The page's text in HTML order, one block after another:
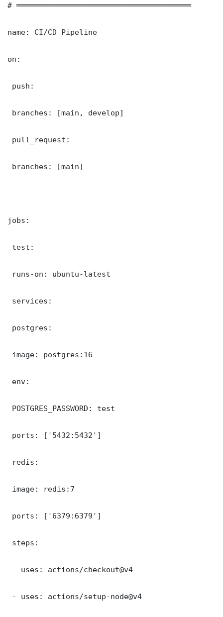
# ═══════════════════════════════════════
name: CI/CD Pipeline
on:
push:
branches: [main, develop]
pull_request:
branches: [main]
jobs:
test:
runs-on: ubuntu-latest
services:
postgres:
image: postgres:16
env:
POSTGRES_PASSWORD: test
ports: ['5432:5432']
redis:
image: redis:7
ports: ['6379:6379']
steps:
- uses: actions/checkout@v4
- uses: actions/setup-node@v4